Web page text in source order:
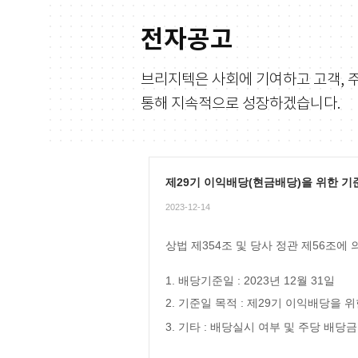
전자공고
브리지텍은 사회에 기여하고 고객,
통해 지속적으로 성장하겠습니다.
제29기 이익배당(현금배당)을 위한 기
2023-12-14
상법 제354조 및 당사 정관 제56조에
1. 배당기준일 : 2023년 12월 31일
2. 기준일 목적 : 제29기 이익배당을
3. 기타 : 배당실시 여부 및 주당 배당